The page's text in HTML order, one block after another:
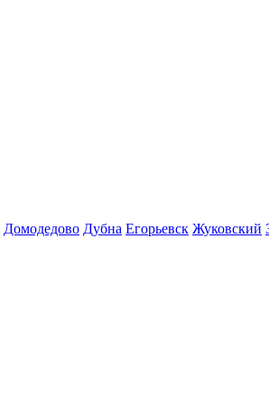
Домодедово Дубна Егорьевск Жуковский